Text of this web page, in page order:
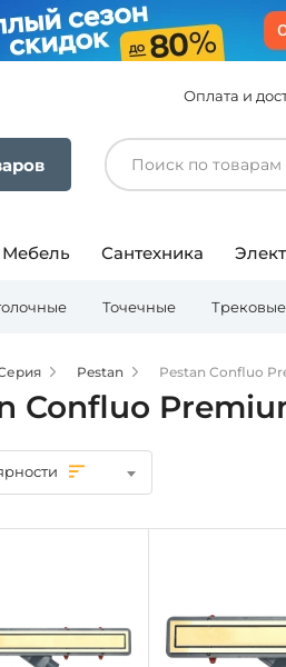
Оплата и
Мебель Сантехника
Точечные
Pestan Pestan Confluo
Confluo